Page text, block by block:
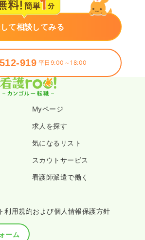
て相談してみる
919 平日9:00～18:00
Myページ
求人を探す
気になるリスト
スカウトサービス
看護師派遣で働く
利用規約および個人情報保護方針
ーム